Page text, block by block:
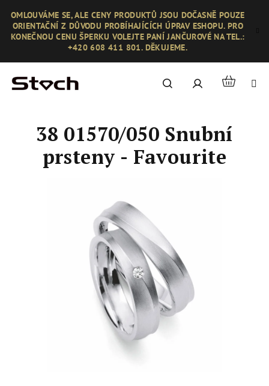
obsah
OMLOUVÁME SE, ALE CENY PRODUKTŮ JSOU DOČASNĚ POUZE
ORIENTAČNÍ Z DŮVODU PROBÍHAJÍCÍCH ÚPRAV ESHOPU. PRO
KONEČNOU CENU ŠPERKU VOLEJTE PANÍ JANČUROVÉ NA TEL.:
+420 608 411 801. DĚKUJEME.
Hledat PřihlášeníNákupní
38 01570/050 Snubní
prsteny - Favourite